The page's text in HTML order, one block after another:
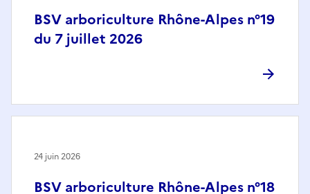
BSV arboriculture Rhône-Alpes n°19
du 7 juillet 2026
BSV arboriculture Rhône-Alpes n°18
24 juin 2026